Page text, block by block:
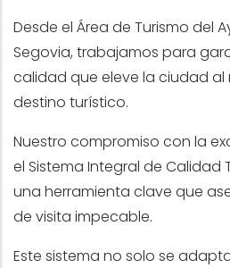
Desde el Área de Turismo del
Segovia, trabajamos para
calidad que eleve la ciudad
destino turístico.
Nuestro compromiso con la
el Sistema Integral de Calidad
una herramienta clave que
de visita impecable.
Este sistema no solo se